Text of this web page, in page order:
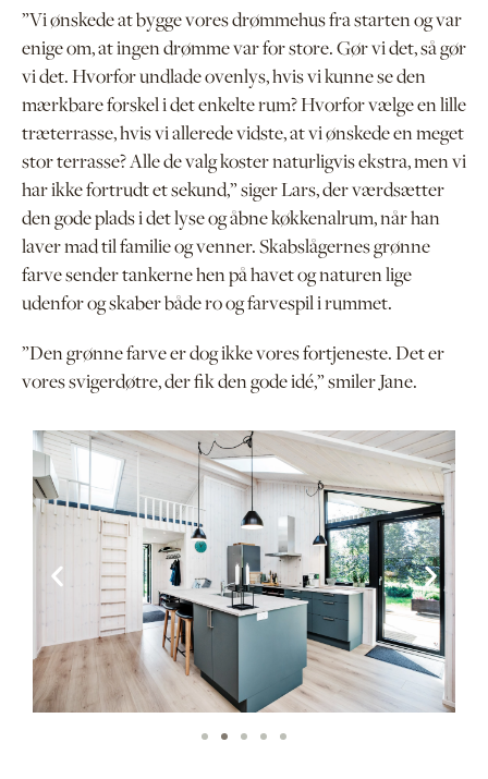
”Vi ønskede at bygge vores drømmehus fra starten og var
enige om, at ingen drømme var for store. Gør vi det, så gør
vi det. Hvorfor undlade ovenlys, hvis vi kunne se den
mærkbare forskel i det enkelte rum? Hvorfor vælge en lille
træterrasse, hvis vi allerede vidste, at vi ønskede en meget
stor terrasse? Alle de valg koster naturligvis ekstra, men vi
har ikke fortrudt et sekund,” siger Lars, der værdsætter
den gode plads i det lyse og åbne køkkenalrum, når han
laver mad til familie og venner. Skabslågernes grønne
farve sender tankerne hen på havet og naturen lige
udenfor og skaber både ro og farvespil i rummet.
”Den grønne farve er dog ikke vores fortjeneste. Det er
vores svigerdøtre, der fik den gode idé,” smiler Jane.